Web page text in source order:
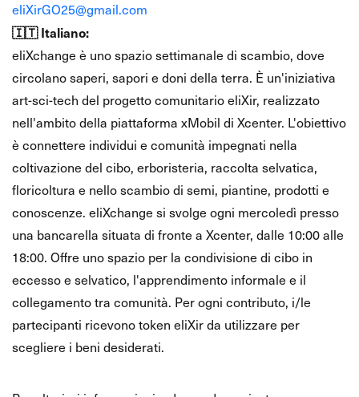
eliXirGO25@gmail.com
🇮🇹 Italiano:
eliXchange è uno spazio settimanale di scambio, dove
circolano saperi, sapori e doni della terra. È un'iniziativa
art-sci-tech del progetto comunitario eliXir, realizzato
nell'ambito della piattaforma xMobil di Xcenter. L'obiettivo
è connettere individui e comunità impegnati nella
coltivazione del cibo, erboristeria, raccolta selvatica,
floricoltura e nello scambio di semi, piantine, prodotti e
conoscenze. eliXchange si svolge ogni mercoledì presso
una bancarella situata di fronte a Xcenter, dalle 10:00 alle
18:00. Offre uno spazio per la condivisione di cibo in
eccesso e selvatico, l'apprendimento informale e il
collegamento tra comunità. Per ogni contributo, i/le
partecipanti ricevono token eliXir da utilizzare per
scegliere i beni desiderati.